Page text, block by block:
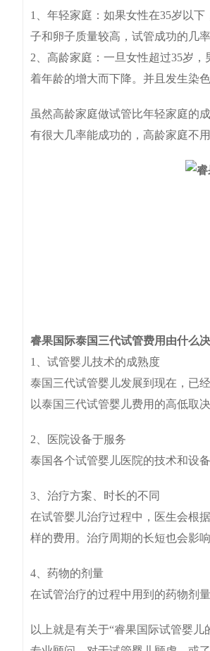
1、年轻家庭：如果女性在35岁以
子和卵子质量较高，试管成功的几率
2、高龄家庭：一旦女性超过35岁
着年龄的增大而下降。并且发生染
虽然高龄家庭做试管比年轻家庭的
有很大几率能成功的，高龄家庭不用
睿果国际泰国三代试管费用由什么
1、试管婴儿技术的成熟度
泰国三代试管婴儿发展到现在，已
以泰国三代试管婴儿费用的高低取
2、医院设备于服务
泰国各个试管婴儿医院的技术和设
3、治疗方案、时长的不同
在试管婴儿治疗过程中，医生会根
样的费用。治疗周期的长短也会影
4、药物的剂量
在试管治疗的过程中用到的药物剂
以上就是有关于“睿果国际试管婴